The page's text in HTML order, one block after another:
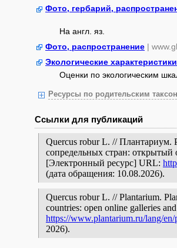
Фото, гербарий,
На англ. яз.
Фото, распространение |
Экологические характеристики
Оценки по экологическим
Ресурсы по родительским
Ссылки для публикаций
Quercus robur L. //
сопредельных стран: открытый
[Электронный ресурс] URL:
(дата обращения: 10.08.2026).
Quercus robur L. // Plantarium.
countries: open online galleries
https://www.plantarium.ru/lang/
2026).